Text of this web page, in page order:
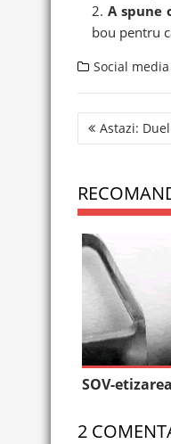
2.A spune
bou pentru
Social media
Post
navigation
Astazi:
SOV-
2